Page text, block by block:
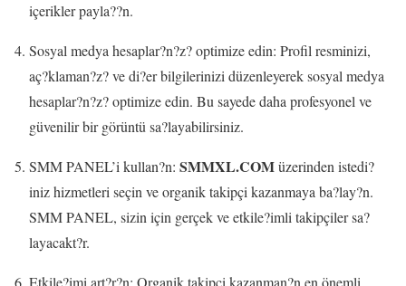
içerikler payla??n.
Sosyal medya hesaplar?n?z? optimize edin: Profil resminizi,
aç?klaman?z? ve di?er bilgilerinizi düzenleyerek sosyal medya
hesaplar?n?z? optimize edin. Bu sayede daha profesyonel ve
güvenilir bir görüntü sa?layabilirsiniz.
SMM PANEL’i kullan?n: SMMXL.COMüzerinden istedi?
iniz hizmetleri seçin ve organik takipçi kazanmaya ba?lay?n.
SMM PANEL, sizin için gerçek ve etkile?imli takipçiler sa?
layacakt?r.